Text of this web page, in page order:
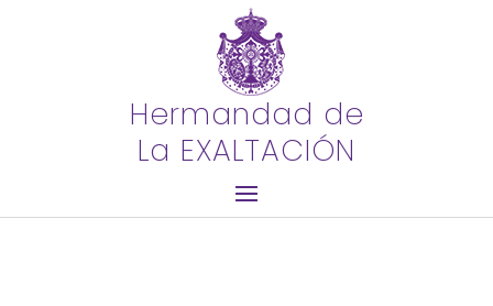
Hermandad de
La EXALTACIÓN